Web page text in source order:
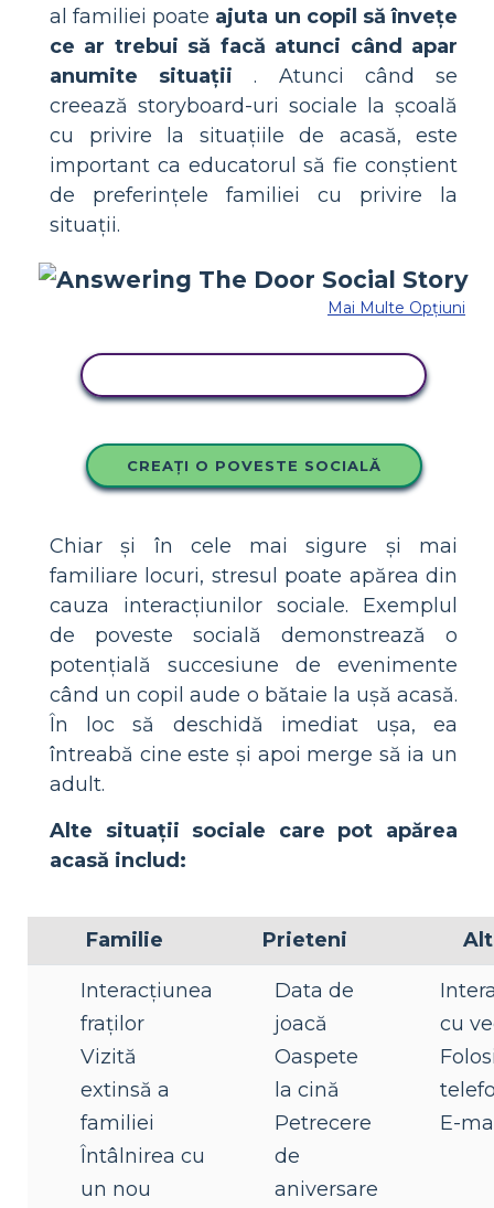
al familiei poate ajuta un copil să învețe
ce ar trebui să facă atunci când apar
anumite situații . Atunci când se
creează storyboard-uri sociale la școală
cu privire la situațiile de acasă, este
important ca educatorul să fie conștient
de preferințele familiei cu privire la
situații.
Mai Multe Opțiuni
CREAȚI O POVESTE SOCIALĂ
Chiar și în cele mai sigure și mai
familiare locuri, stresul poate apărea din
cauza interacțiunilor sociale. Exemplul
de poveste socială demonstrează o
potențială succesiune de evenimente
când un copil aude o bătaie la ușă acasă.
În loc să deschidă imediat ușa, ea
întreabă cine este și apoi merge să ia un
adult.
Alte situații sociale care pot apărea
acasă includ:
Familie Prieteni
Interacțiunea
fraților
Vizită
extinsă a
familiei
Întâlnirea cu
un nou
Data de
joacă
Oaspete
la cină
Petrecere
de
aniversare
cu
E-